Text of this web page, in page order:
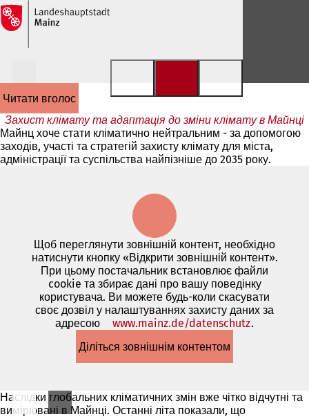
Перейти до змісту
читати вголос
Захист клімату та адаптація до зміни клімату в Майнці
Майнц хоче стати кліматично нейтральним - за допомогою
заходів, участі та стратегій захисту клімату для міста,
адміністрації та суспільства найпізніше до 2035 року.
Щоб переглянути зовнішній контент, необхідно
натиснути кнопку «Відкрити зовнішній контент».
При цьому постачальник встановлює файли
cookie та збирає дані про вашу поведінку
користувача. Ви можете будь-коли скасувати
своє дозвіл у налаштуваннях захисту даних за
адресою
www.mainz.de/datenschutz.
Діліться зовнішнім контентом
Наслідки глобальних кліматичних змін вже чітко відчутні та
вимірювані в Майнці. Останні літа показали, що